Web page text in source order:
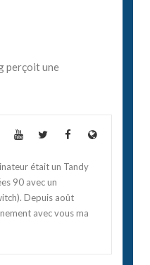
perçoit une
était un Tandy
90 avec un
Depuis août
avec vous ma